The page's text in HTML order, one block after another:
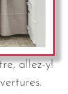
allez-y!